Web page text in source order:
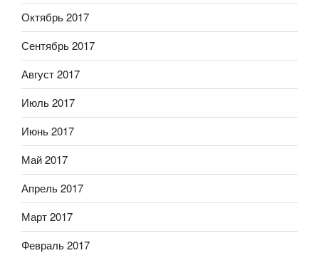
Октябрь 2017
Сентябрь 2017
Август 2017
Июль 2017
Июнь 2017
Май 2017
Апрель 2017
Март 2017
Февраль 2017